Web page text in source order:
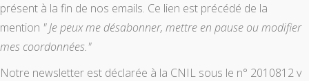
présent à la fin de nos emails. Ce lien est précédé de la
mention " Je peux me désabonner, mettre en pause ou modifier
mes coordonnées."
Notre newsletter est déclarée à la CNIL sous le n° 2010812 v